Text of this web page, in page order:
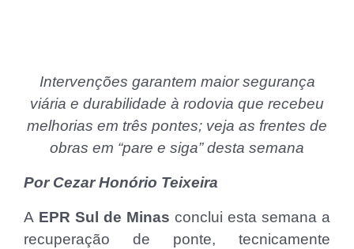
Intervenções garantem maior segurança
viária e durabilidade à rodovia que recebeu
melhorias em três pontes; veja as frentes de
obras em “pare e siga” desta semana
Por Cezar Honório Teixeira
A EPR Sul de Minas conclui esta semana a
recuperação de ponte, tecnicamente